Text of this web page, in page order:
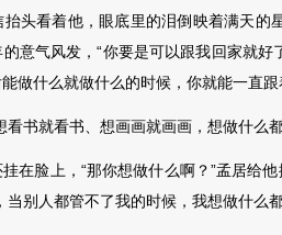
头看着他，眼底里的泪倒映着满天的
意气风发，“你要是可以跟我回家就
做什么就做什么的时候，你就能一直跟
书就看书、想画画就画画，想做什么
脸上，“那你想做什么啊？”孟居给他
当别人都管不了我的时候，我想做什么